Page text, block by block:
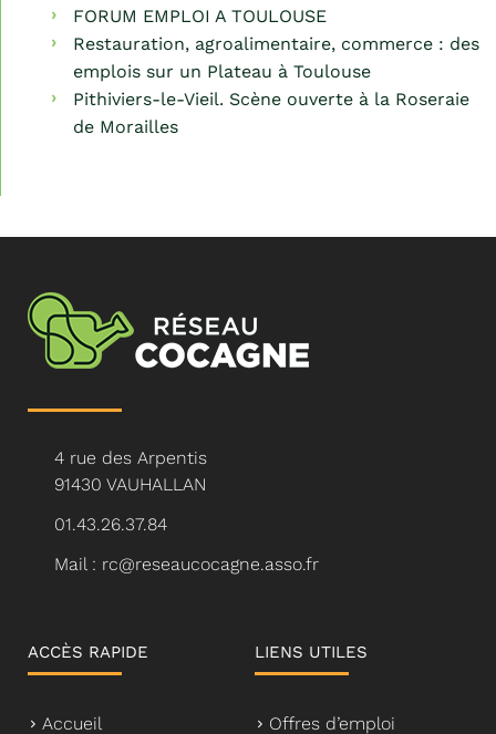
FORUM EMPLOI A TOULOUSE
Restauration, agroalimentaire, commerce : des
emplois sur un Plateau à Toulouse
Pithiviers-le-Vieil. Scène ouverte à la Roseraie
de Morailles
4 rue des Arpentis
91430 VAUHALLAN
01.43.26.37.84
Mail : rc@reseaucocagne.asso.fr
ACCÈS RAPIDE
Accueil
LIENS UTILES
Offres d’emploi